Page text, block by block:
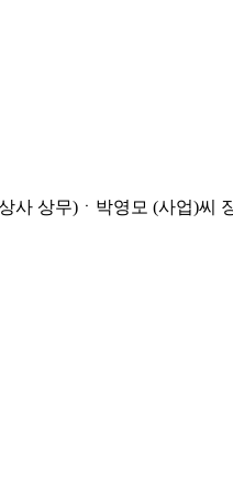
상무)ㆍ박영모 (사업)씨